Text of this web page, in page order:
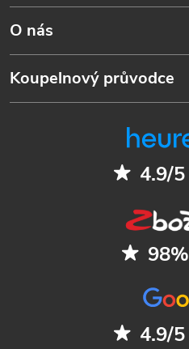
O nás
Koupelnový průvodce
4.9/5
98%
4.9/5